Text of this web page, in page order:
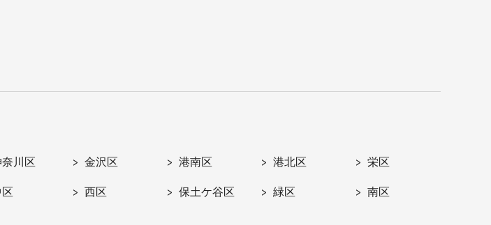
川区 金沢区 港南区 港北区 栄区
西区 保土ケ谷区 緑区 南区